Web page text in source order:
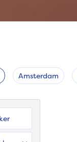
Amsterdam